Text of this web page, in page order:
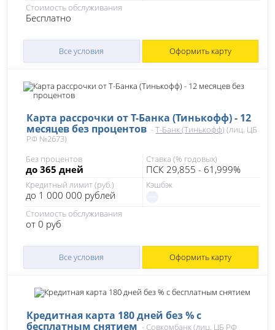
Стоимость обслуживания
Бесплатно
Все условия Оформить карту
Карта рассрочки от Т-Банка (Тинькофф) - 12
месяцев без процентов -Т-Банк (Тинькофф) (лиц. ЦБ
РФ №2673)
Без процентов
до 365 дней
Ставка (% годовых)
ПСК 29,855 - 61,999%
Кредитный лимит (руб.)
до 1 000 000 рублей
Кэшбэк
Стоимость обслуживания
от 0 руб
Все условия Оформить карту
Кредитная карта 180 дней без % с
бесплатным снятием - Совкомбанк(лиц. ЦБ РФ